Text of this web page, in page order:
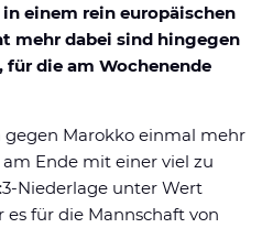
einem rein europäischen
mehr dabei sind hingegen
für die am Wochenende
gegen Marokko einmal mehr
Ende mit einer viel zu
Niederlage unter Wert
für die Mannschaft von